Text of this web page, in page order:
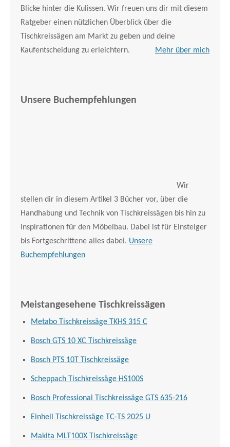
Blicke hinter die Kulissen. Wir freuen uns dir mit diesem
Ratgeber einen nützlichen Überblick über die
Tischkreissägen am Markt zu geben und deine
Kaufentscheidung zu erleichtern.
Mehr über mich
Unsere Buchempfehlungen
Wir
stellen dir in diesem Artikel 3 Bücher vor, über die
Handhabung und Technik von Tischkreissägen bis hin zu
Inspirationen für den Möbelbau. Dabei ist für Einsteiger
bis Fortgeschrittene alles dabei. Unsere
Buchempfehlungen
Meistangesehene Tischkreissägen
Metabo Tischkreissäge TKHS 315 C
Bosch GTS 10 XC Tischkreissäge
Bosch PTS 10T Tischkreissäge
Scheppach Tischkreissäge HS100S
Bosch Professional Tischkreissäge GTS 635-216
Einhell Tischkreissäge TC-TS 2025 U
Makita MLT100X Tischkreissäge